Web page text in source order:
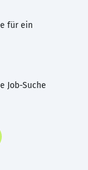
für ein
Job-Suche